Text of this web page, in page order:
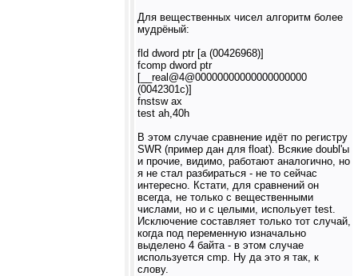
Для вещественных чисел алгоритм более
мудрёный:
fld dword ptr [a (00426968)]
fcomp dword ptr
[__real@4@00000000000000000000
(0042301c)]
fnstsw ax
test ah,40h
В этом случае сравнение идёт по регистру
SWR (пример дан для float). Всякие doubl'ы
и прочие, видимо, работают аналогично, но
я не стал разбираться - не то сейчас
интересно. Кстати, для сравнений он
всегда, не только с вещественными
числами, но и с целыми, испольует test.
Исключение составляет только тот случай,
когда под переменную изначально
выделено 4 байта - в этом случае
используется cmp. Ну да это я так, к
слову.